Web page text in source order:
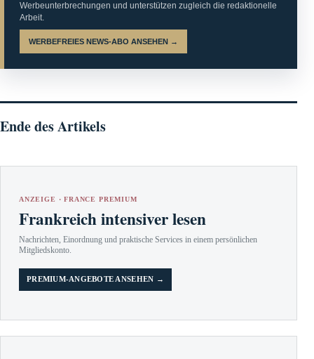
Werbeunterbrechungen und unterstützen zugleich die redaktionelle
Arbeit.
WERBEFREIES NEWS-ABO ANSEHEN →
Ende des Artikels
ANZEIGE · FRANCE PREMIUM
Frankreich intensiver lesen
Nachrichten, Einordnung und praktische Services in einem persönlichen
Mitgliedskonto.
PREMIUM-ANGEBOTE ANSEHEN →